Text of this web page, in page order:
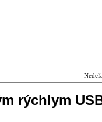
rýchlym